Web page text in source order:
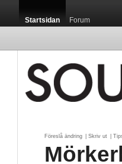
Startsidan Forum
Föreslå ändring Skriv ut